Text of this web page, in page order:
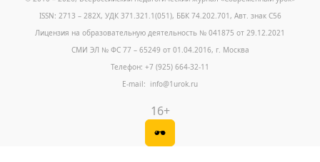
ISSN: 2713 – 282X, УДК 371.321.1(051), ББК 74.202.701, Авт. знак С56
Лицензия на образовательную деятельность № 041875 от 29.12.2021
СМИ ЭЛ № ФС 77 – 65249 от 01.04.2016, г. Москва
Телефон: +7 (925) 664-32-11
E-mail: info@1urok.ru
16+